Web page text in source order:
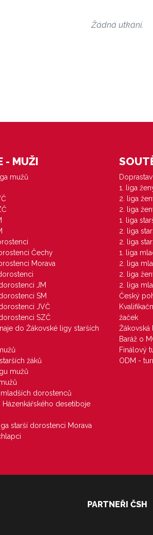
Žádná utkání.
- MUŽI
mužů
Čechy
Morava
JM
SM
JVČ
SZČ
do Žákovské ligy starších
žáků
mužů
mladších dorostenců
Házenkářského desetiboje
starší dorostenci Morava
1. liga
2. liga
2. liga
1. liga
2. liga
2. liga
1. liga
2. liga
2. liga
2. liga
Český
žaček
Žákovská
Baráž o
Finálový
ODM -
PARTNEŘI ČSH